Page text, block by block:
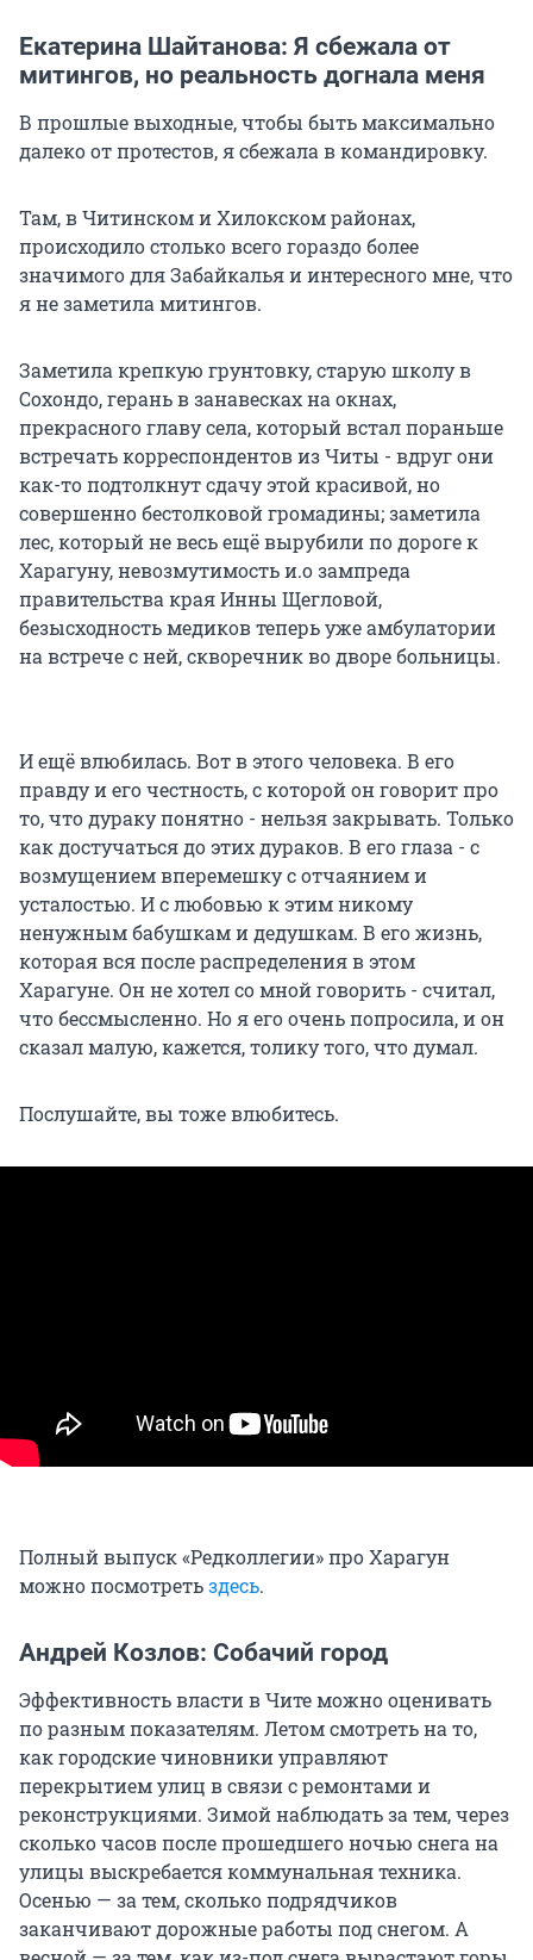
Екатерина Шайтанова: Я сбежала от
митингов, но реальность догнала меня
В прошлые выходные, чтобы быть максимально
далеко от протестов, я сбежала в командировку.
Там, в Читинском и Хилокском районах,
происходило столько всего гораздо более
значимого для Забайкалья и интересного мне, что
я не заметила митингов.
Заметила крепкую грунтовку, старую школу в
Сохондо, герань в занавесках на окнах,
прекрасного главу села, который встал пораньше
встречать корреспондентов из Читы - вдруг они
как-то подтолкнут сдачу этой красивой, но
совершенно бестолковой громадины; заметила
лес, который не весь ещё вырубили по дороге к
Харагуну, невозмутимость и.о зампреда
правительства края Инны Щегловой,
безысходность медиков теперь уже амбулатории
на встрече с ней, скворечник во дворе больницы.
И ещё влюбилась. Вот в этого человека. В его
правду и его честность, с которой он говорит про
то, что дураку понятно - нельзя закрывать. Только
как достучаться до этих дураков. В его глаза - с
возмущением вперемешку с отчаянием и
усталостью. И с любовью к этим никому
ненужным бабушкам и дедушкам. В его жизнь,
которая вся после распределения в этом
Харагуне. Он не хотел со мной говорить - считал,
что бессмысленно. Но я его очень попросила, и он
сказал малую, кажется, толику того, что думал.
Послушайте, вы тоже влюбитесь.
Полный выпуск «Редколлегии» про Харагун
можно посмотретьздесь.
Андрей Козлов: Собачий город
Эффективность власти в Чите можно оценивать
по разным показателям. Летом смотреть на то,
как городские чиновники управляют
перекрытием улиц в связи с ремонтами и
реконструкциями. Зимой наблюдать за тем, через
сколько часов после прошедшего ночью снега на
улицы выскребается коммунальная техника.
Осенью — за тем, сколько подрядчиков
заканчивают дорожные работы под снегом. А